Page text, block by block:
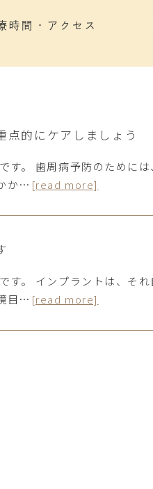
時間・アクセス
点的にケアしましょう
す。 歯周病予防のために
か… [read more]
す。 インプラントは、そ
目… [read more]